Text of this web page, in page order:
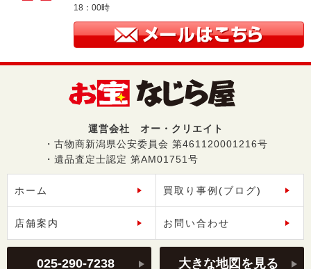
18：00時
運営会社 オー・クリエイト
・古物商新潟県公安委員会 第461120001216号
・遺品査定士認定 第AM01751号
ホーム 買取り事例(ブログ)
店舗案内 お問い合わせ
025-290-7238 大きな地図を見る